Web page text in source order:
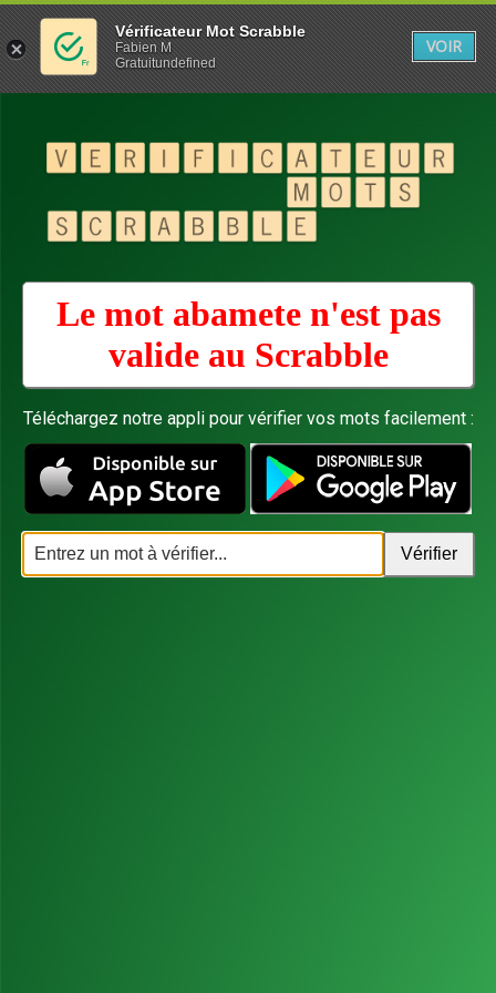
Le mot abamete n'est pas
valide au Scrabble
Téléchargez notre appli pour vérifier vos mots facilement :
Vérificateur Mot Scrabble
Fabien M
Gratuitundefined
VOIR